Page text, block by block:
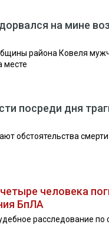
на мине
района Ковеля
месте
посреди дня
обстоятельства
человека
БпЛА
расследование